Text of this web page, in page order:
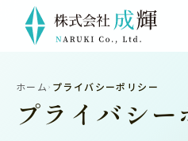
ホーム › プライバシーポリシー
プライバシー